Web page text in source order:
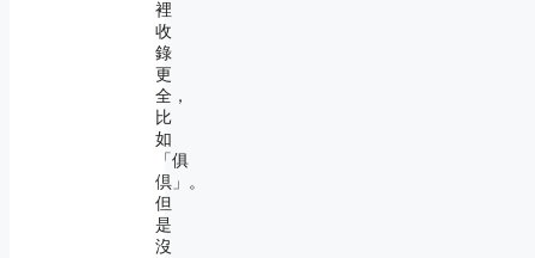
裡
收
錄
更
全，
比
如
「俱
倶」。
但
是
沒